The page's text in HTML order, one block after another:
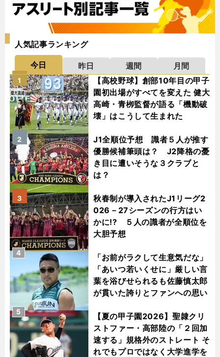
人気記事ランキング
今日 昨日 週間
月間
【高校野球】創部10年目の甲子
園初出場がすべてを変えた 健大
高崎・青栁監督が語る「機動破
壊」はこうして生まれた
1
J1全順位予想 識者５人が推す
優勝候補筆頭は？ J2降格の憂
き目に遭いそうな３クラブと
は？
2
秋春制が導入されたJ1リーグ2
026－27シーズンの行方はい
かに!? ５人の識者が全順位を
大胆予想
3
「お前がラクして生意気だな」
「あいつ若いくせに」厳しい言
葉を浴びせられるも佐藤慎太郎
が貫いた誇りとファンへの思い
4
【夏の甲子園2026】聖隷クリ
ストファー・高部陸の「２回加
速する」規格外のストレート そ
れでもプロではなく大学進学を
5